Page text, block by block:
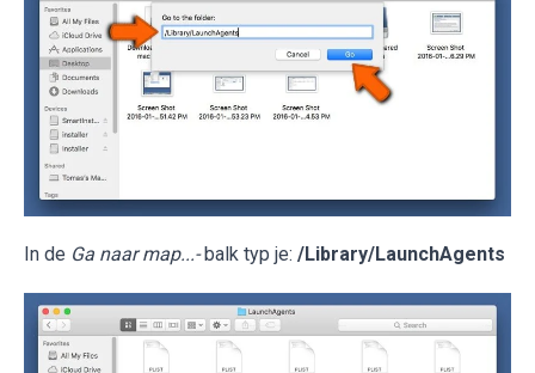
In de Ga naar map...- balk typ je: /Library/LaunchAgents